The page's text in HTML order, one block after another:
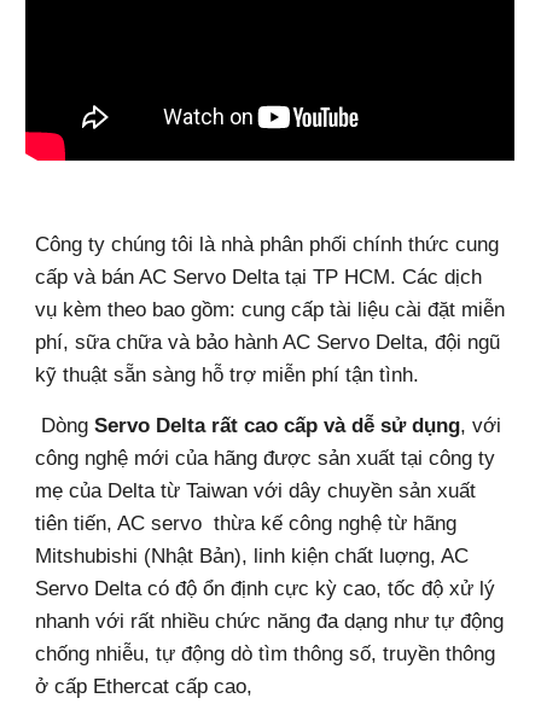
Công ty chúng tôi là nhà phân phối chính thức cung
cấp và bán AC Servo Delta tại TP HCM. Các dịch
vụ kèm theo bao gồm: cung cấp tài liệu cài đặt miễn
phí, sữa chữa và bảo hành AC Servo Delta, đội ngũ
kỹ thuật sẵn sàng hỗ trợ miễn phí tận tình.
DòngServo Delta rất cao cấp và dễ sử dụng, với
công nghệ mới của hãng được sản xuất tại công ty
mẹ của Delta từ Taiwan với dây chuyền sản xuất
tiên tiến, AC servo thừa kế công nghệ từ hãng
Mitshubishi (Nhật Bản), linh kiện chất luợng, AC
Servo Delta có độ ổn định cực kỳ cao, tốc độ xử lý
nhanh với rất nhiều chức năng đa dạng như tự động
chống nhiễu, tự động dò tìm thông số, truyền thông
ở cấp Ethercat cấp cao,